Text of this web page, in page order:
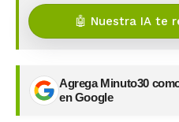
🤖 Nuestra IA te
Agrega Minuto30
en Google